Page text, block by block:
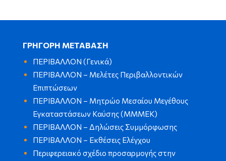
ΓΡΗΓΟΡΗ ΜΕΤΑΒΑΣΗ
ΠΕΡΙΒΑΛΛΟΝ (Γενικά)
ΠΕΡΙΒΑΛΛΟΝ – Μελέτες Περιβαλλοντικών
Επιπτώσεων
ΠΕΡΙΒΑΛΛΟΝ – Μητρώο Μεσαίου Μεγέθους
Εγκαταστάσεων Καύσης (ΜΜΜΕΚ)
ΠΕΡΙΒΑΛΛΟΝ – Δηλώσεις Συμμόρφωσης
ΠΕΡΙΒΑΛΛΟΝ – Εκθέσεις Ελέγχου
Περιφερειακό σχέδιο προσαρμογής στην